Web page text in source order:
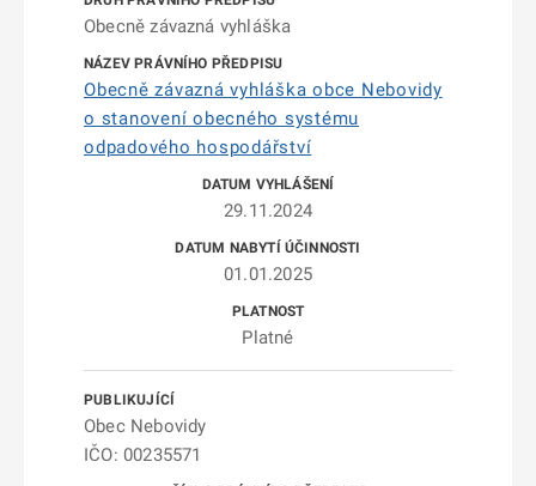
Obecně závazná vyhláška
Obecně závazná vyhláška obce Nebovidy
o stanovení obecného systému
odpadového hospodářství
29.11.2024
01.01.2025
Platné
Obec Nebovidy
IČO: 00235571